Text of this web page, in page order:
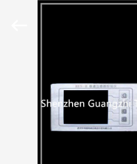
PRODUITS